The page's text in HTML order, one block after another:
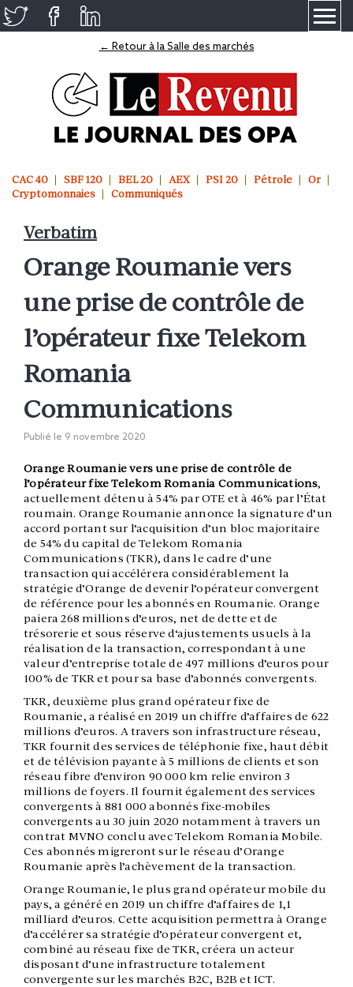
← Retour à la Salle des marchés
CAC 40 SBF 120 BEL 20 AEX PSI 20 Pétrole
Or
Cryptomonnaies
Communiqués
Verbatim
Orange Roumanie vers
une prise de contrôle de
l’opérateur fixe Telekom
Romania
Communications
Publié le 9 novembre 2020
Orange Roumanie vers une prise de contrôle de
l’opérateur fixe Telekom Romania Communications,
actuellement détenu à 54% par OTE et à 46% par l’État
roumain. Orange Roumanie annonce la signature d’un
accord portant sur l’acquisition d’un bloc majoritaire
de 54% du capital de Telekom Romania
Communications (TKR), dans le cadre d’une
transaction qui accélérera considérablement la
stratégie d’Orange de devenir l’opérateur convergent
de référence pour les abonnés en Roumanie. Orange
paiera 268 millions d’euros, net de dette et de
trésorerie et sous réserve d‘ajustements usuels à la
réalisation de la transaction, correspondant à une
valeur d’entreprise totale de 497 millions d’euros pour
100% de TKR et pour sa base d’abonnés convergents.
TKR, deuxième plus grand opérateur fixe de
Roumanie, a réalisé en 2019 un chiffre d’affaires de 622
millions d’euros. A travers son infrastructure réseau,
TKR fournit des services de téléphonie fixe, haut débit
et de télévision payante à 5 millions de clients et son
réseau fibre d’environ 90 000 km relie environ 3
millions de foyers. Il fournit également des services
convergents à 881 000 abonnés fixe-mobiles
convergents au 30 juin 2020 notamment à travers un
contrat MVNO conclu avec Telekom Romania Mobile.
Ces abonnés migreront sur le réseau d’Orange
Roumanie après l’achèvement de la transaction.
Orange Roumanie, le plus grand opérateur mobile du
pays, a généré en 2019 un chiffre d’affaires de 1,1
milliard d’euros. Cette acquisition permettra à Orange
d’accélérer sa stratégie d’opérateur convergent et,
combiné au réseau fixe de TKR, créera un acteur
disposant d’une infrastructure totalement
convergente sur les marchés B2C, B2B et ICT.